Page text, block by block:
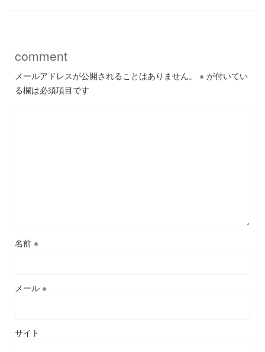
comment
メールアドレスが公開されることはありません。 ※ が付いてい
る欄は必須項目です
名前 ※
メール ※
サイト